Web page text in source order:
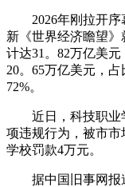
2026年刚拉开序
新《世界经济瞻望》
计达31。82万亿美
20。65万亿美元，占
72%。
近日，科技职业
项违规行为，被市市
学校罚款4万元。
据中国旧事网报道